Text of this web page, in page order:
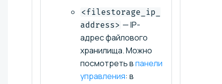
<filestorage_ip_
address> — IP-
адрес файлового
хранилища. Можно
посмотреть впанели
управления: в